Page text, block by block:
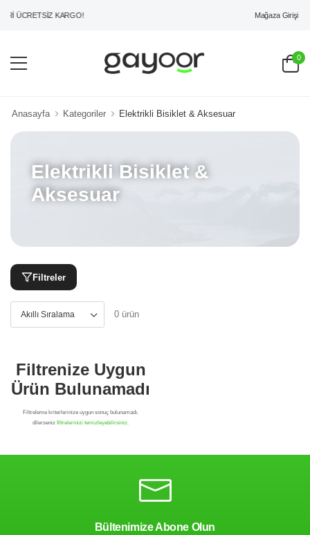
ÜCRETSİZ KARGO! Mağaza Girişi
0
Anasayfa Kategoriler Elektrikli Bisiklet & Aksesuar
Elektrikli Bisiklet &
Aksesuar
Filtreler
0 ürün
Bültenimize Abone Olun